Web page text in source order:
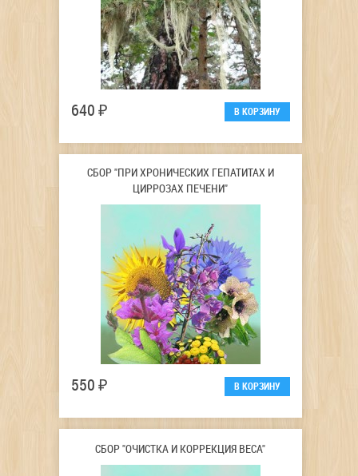
640 ₽
СБОР "ПРИ ХРОНИЧЕСКИХ ГЕПАТИТАХ И
ЦИРРОЗАХ ПЕЧЕНИ"
550 ₽
СБОР "ОЧИСТКА И КОРРЕКЦИЯ ВЕСА"